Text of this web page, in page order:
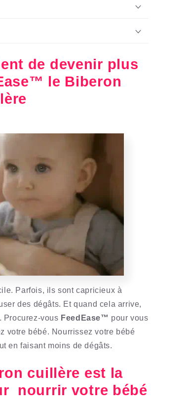
de devenir plus
le Biberon
Parfois, ils sont capricieux à
des dégâts. Et quand cela arrive,
Procurez-vous FeedEase™ pour vous
votre bébé. Nourrissez votre bébé
en faisant moins de dégâts.
cuillère est la
nourrir votre bébé